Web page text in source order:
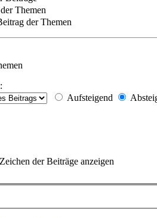
Themen
der Themen
Aufsteigend
Zeichen der Beiträge anzeigen